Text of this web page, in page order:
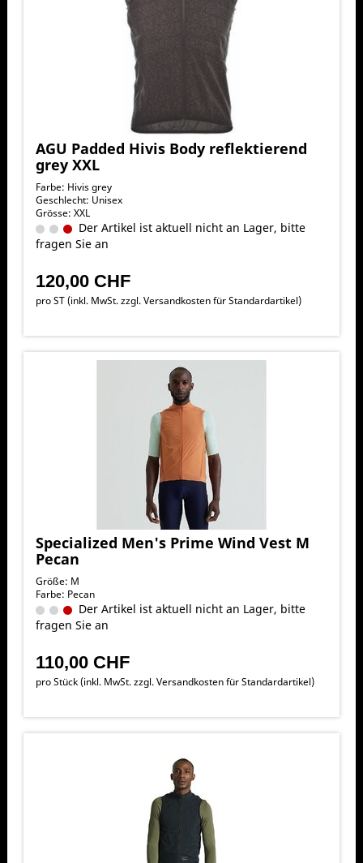
AGU Padded Hivis Body reflektierend
grey XXL
Farbe: Hivis grey
Geschlecht: Unisex
Grösse: XXL
Der Artikel ist aktuell nicht an Lager, bitte
fragen Sie an
120,00 CHF
pro ST (inkl. MwSt. zzgl.Versandkosten für Standardartikel)
Specialized Men's Prime Wind Vest M
Pecan
Größe: M
Farbe: Pecan
Der Artikel ist aktuell nicht an Lager, bitte
fragen Sie an
110,00 CHF
pro Stück (inkl. MwSt. zzgl.Versandkosten für Standardartikel)